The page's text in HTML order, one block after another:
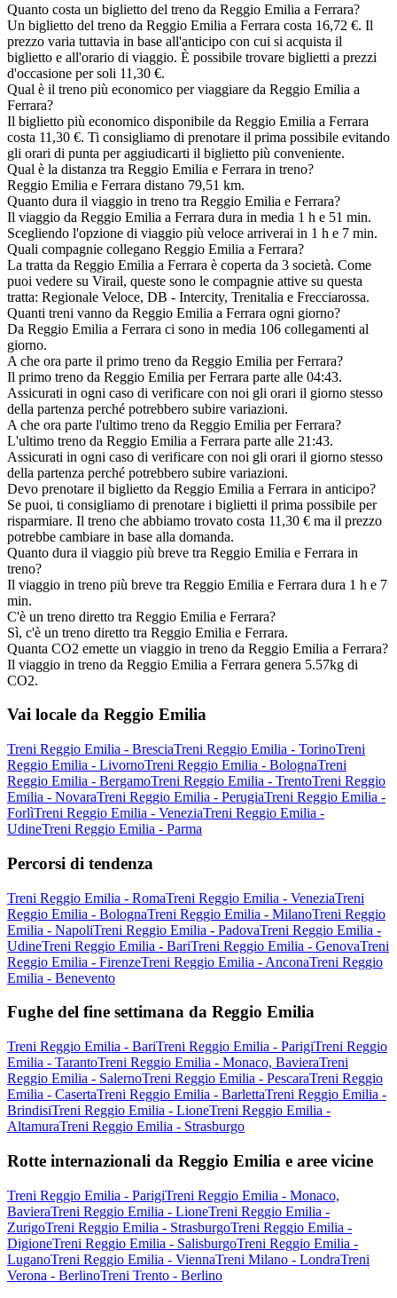
Quanto costa un biglietto del treno da Reggio Emilia a Ferrara?
Un biglietto del treno da Reggio Emilia a Ferrara costa 16,72 €. Il
prezzo varia tuttavia in base all'anticipo con cui si acquista il
biglietto e all'orario di viaggio. È possibile trovare biglietti a prezzi
d'occasione per soli 11,30 €.
Qual è il treno più economico per viaggiare da Reggio Emilia a
Ferrara?
Il biglietto più economico disponibile da Reggio Emilia a Ferrara
costa 11,30 €. Ti consigliamo di prenotare il prima possibile evitando
gli orari di punta per aggiudicarti il biglietto più conveniente.
Qual è la distanza tra Reggio Emilia e Ferrara in treno?
Reggio Emilia e Ferrara distano 79,51 km.
Quanto dura il viaggio in treno tra Reggio Emilia e Ferrara?
Il viaggio da Reggio Emilia a Ferrara dura in media 1 h e 51 min.
Scegliendo l'opzione di viaggio più veloce arriverai in 1 h e 7 min.
Quali compagnie collegano Reggio Emilia a Ferrara?
La tratta da Reggio Emilia a Ferrara è coperta da 3 società. Come
puoi vedere su Virail, queste sono le compagnie attive su questa
tratta: Regionale Veloce, DB - Intercity, Trenitalia e Frecciarossa.
Quanti treni vanno da Reggio Emilia a Ferrara ogni giorno?
Da Reggio Emilia a Ferrara ci sono in media 106 collegamenti al
giorno.
A che ora parte il primo treno da Reggio Emilia per Ferrara?
Il primo treno da Reggio Emilia per Ferrara parte alle 04:43.
Assicurati in ogni caso di verificare con noi gli orari il giorno stesso
della partenza perché potrebbero subire variazioni.
A che ora parte l'ultimo treno da Reggio Emilia per Ferrara?
L'ultimo treno da Reggio Emilia a Ferrara parte alle 21:43.
Assicurati in ogni caso di verificare con noi gli orari il giorno stesso
della partenza perché potrebbero subire variazioni.
Devo prenotare il biglietto da Reggio Emilia a Ferrara in anticipo?
Se puoi, ti consigliamo di prenotare i biglietti il prima possibile per
risparmiare. Il treno che abbiamo trovato costa 11,30 € ma il prezzo
potrebbe cambiare in base alla domanda.
Quanto dura il viaggio più breve tra Reggio Emilia e Ferrara in
treno?
Il viaggio in treno più breve tra Reggio Emilia e Ferrara dura 1 h e 7
min.
C'è un treno diretto tra Reggio Emilia e Ferrara?
Sì, c'è un treno diretto tra Reggio Emilia e Ferrara.
Quanta CO2 emette un viaggio in treno da Reggio Emilia a Ferrara?
Il viaggio in treno da Reggio Emilia a Ferrara genera 5.57kg di
CO2.
Vai locale da Reggio Emilia
Treni Reggio Emilia - BresciaTreni Reggio Emilia - TorinoTreni
Reggio Emilia - LivornoTreni Reggio Emilia - BolognaTreni
Reggio Emilia - BergamoTreni Reggio Emilia - TrentoTreni Reggio
Emilia - NovaraTreni Reggio Emilia - PerugiaTreni Reggio Emilia -
ForlìTreni Reggio Emilia - VeneziaTreni Reggio Emilia -
UdineTreni Reggio Emilia - Parma
Percorsi di tendenza
Treni Reggio Emilia - RomaTreni Reggio Emilia - VeneziaTreni
Reggio Emilia - BolognaTreni Reggio Emilia - MilanoTreni Reggio
Emilia - NapoliTreni Reggio Emilia - PadovaTreni Reggio Emilia -
UdineTreni Reggio Emilia - BariTreni Reggio Emilia - GenovaTreni
Reggio Emilia - FirenzeTreni Reggio Emilia - AnconaTreni Reggio
Emilia - Benevento
Fughe del fine settimana da Reggio Emilia
Treni Reggio Emilia - BariTreni Reggio Emilia - ParigiTreni Reggio
Emilia - TarantoTreni Reggio Emilia - Monaco, BavieraTreni
Reggio Emilia - SalernoTreni Reggio Emilia - PescaraTreni Reggio
Emilia - CasertaTreni Reggio Emilia - BarlettaTreni Reggio Emilia -
BrindisiTreni Reggio Emilia - LioneTreni Reggio Emilia -
AltamuraTreni Reggio Emilia - Strasburgo
Rotte internazionali da Reggio Emilia e aree vicine
Treni Reggio Emilia - ParigiTreni Reggio Emilia - Monaco,
BavieraTreni Reggio Emilia - LioneTreni Reggio Emilia -
ZurigoTreni Reggio Emilia - StrasburgoTreni Reggio Emilia -
DigioneTreni Reggio Emilia - SalisburgoTreni Reggio Emilia -
LuganoTreni Reggio Emilia - ViennaTreni Milano - LondraTreni
Verona - BerlinoTreni Trento - Berlino